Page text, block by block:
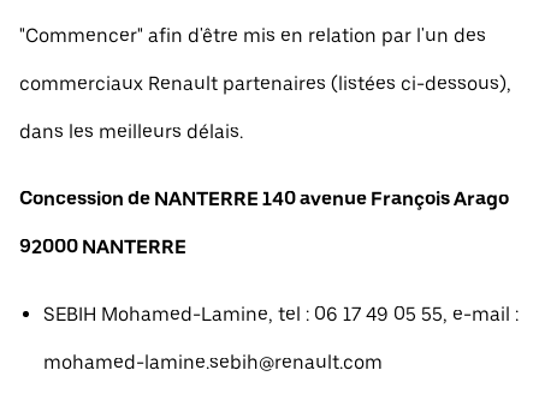
"Commencer" afin d'être mis en relation par l'un des
commerciaux Renault partenaires (listées ci-dessous),
dans les meilleurs délais.
Concession de NANTERRE 140 avenue François Arago
92000 NANTERRE
SEBIH Mohamed-Lamine, tel : 06 17 49 05 55, e-mail :
mohamed-lamine.sebih@renault.com